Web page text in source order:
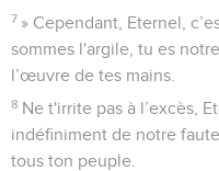
7 » Cependant, Eternel,
sommes l'argile, tu es
l’œuvre de tes mains.
8 Ne t'irrite pas à l’excès,
indéfiniment de notre
tous ton peuple.